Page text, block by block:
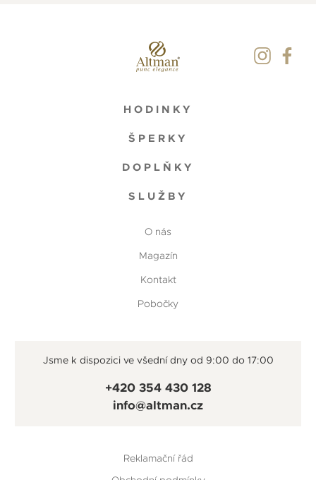
HODINKY
ŠPERKY
DOPLŇKY
SLUŽBY
O nás
Magazín
Kontakt
Pobočky
Jsme k dispozici ve všední dny od 9:00 do 17:00
+420 354 430 128
info@altman.cz
Reklamační řád